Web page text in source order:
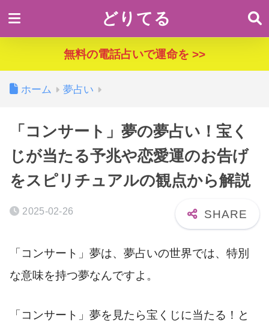
どりてる
無料の電話占いで運命を >>
ホーム 夢占い
「コンサート」夢の夢占い！宝く
じが当たる予兆や恋愛運のお告げ
をスピリチュアルの観点から解説
2025-02-26
「コンサート」夢は、夢占いの世界では、特別
な意味を持つ夢なんですよ。
「コンサート」夢を見たら宝くじに当たる！と